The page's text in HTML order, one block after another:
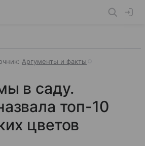
Аргументы и факты
в саду.
топ-10
цветов